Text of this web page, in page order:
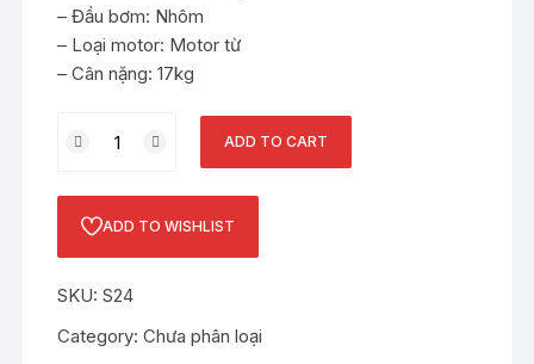
– Đầu bơm: Nhôm
– Loại motor: Motor từ
– Cân nặng: 17kg
rửa
cao
S24
quantity
ADD TO CART
ADD TO WISHLIST
SKU:S24
Category:Chưa phân loại